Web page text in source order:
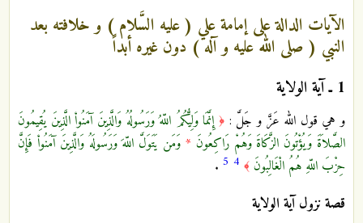
الآيات الدالة على إمامة علي ( عليه السَّلام ) و خلافته بعد
النبي ( صلى الله عليه و آله ) دون غيره أبداً
1 ـ آية الولاية
و هي قول الله عَزَّ و جَلَّ : ﴿ إِنَّمَا وَلِيُّكُمُ اللّهُ وَرَسُولُهُ وَالَّذِينَ آمَنُواْ الَّذِينَ يُقِيمُونَ
الصَّلاَةَ وَيُؤْتُونَ الزَّكَاةَ وَهُمْ رَاكِعُونَ * وَمَن يَتَوَلَّ اللّهَ وَرَسُولَهُ وَالَّذِينَ آمَنُواْ فَإِنَّ
حِزْبَ اللّهِ هُمُ الْغَالِبُونَ ﴾ 4
5
.
قصة نزول آية الولاية